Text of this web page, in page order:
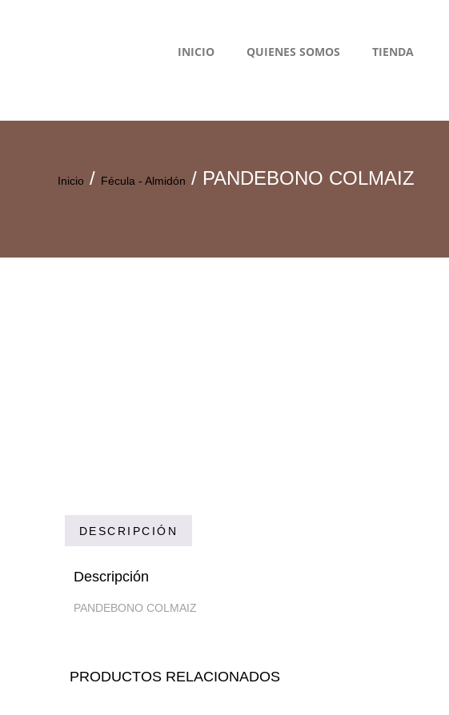
INICIO QUIENES SOMOS TIENDA
Inicio / Fécula - Almidón / PANDEBONO COLMAIZ
DESCRIPCIÓN
Descripción
PANDEBONO COLMAIZ
PRODUCTOS RELACIONADOS